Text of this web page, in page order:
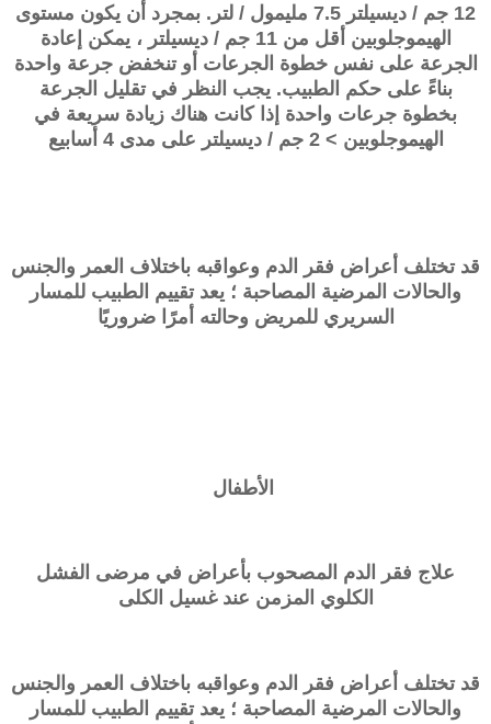
12 جم / ديسيلتر 7.5 مليمول / لتر. بمجرد أن يكون مستوى
الهيموجلوبين أقل من 11 جم / ديسيلتر ، يمكن إعادة
الجرعة على نفس خطوة الجرعات أو تنخفض جرعة واحدة
بناءً على حكم الطبيب. يجب النظر في تقليل الجرعة
بخطوة جرعات واحدة إذا كانت هناك زيادة سريعة في
الهيموجلوبين > 2 جم / ديسيلتر على مدى 4 أسابيع
قد تختلف أعراض فقر الدم وعواقبه باختلاف العمر والجنس
والحالات المرضية المصاحبة ؛ يعد تقييم الطبيب للمسار
السريري للمريض وحالته أمرًا ضروريًا
الأطفال
علاج فقر الدم المصحوب بأعراض في مرضى الفشل
الكلوي المزمن عند غسيل الكلى
قد تختلف أعراض فقر الدم وعواقبه باختلاف العمر والجنس
والحالات المرضية المصاحبة ؛ يعد تقييم الطبيب للمسار